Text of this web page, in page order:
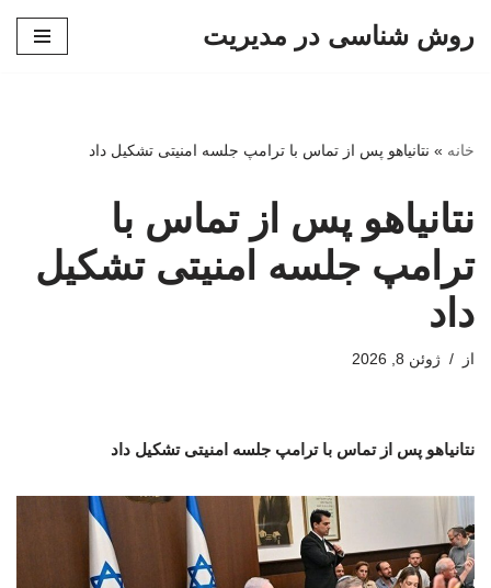
روش شناسی در مدیریت
خانه » نتانیاهو پس از تماس با ترامپ جلسه امنیتی تشکیل داد
نتانیاهو پس از تماس با
ترامپ جلسه امنیتی تشکیل
داد
از ژوئن 8, 2026
نتانیاهو پس از تماس با ترامپ جلسه امنیتی تشکیل داد